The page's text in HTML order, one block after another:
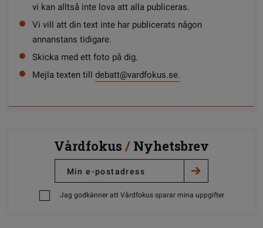
vi kan alltså inte lova att alla publiceras.
Vi vill att din text inte har publicerats någon
annanstans tidigare.
Skicka med ett foto på dig.
Mejla texten till debatt@vardfokus.se.
Vårdfokus / Nyhetsbrev
Jag godkänner att Vårdfokus sparar mina uppgifter